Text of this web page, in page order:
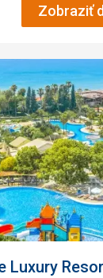
Zobraziť
Luxury